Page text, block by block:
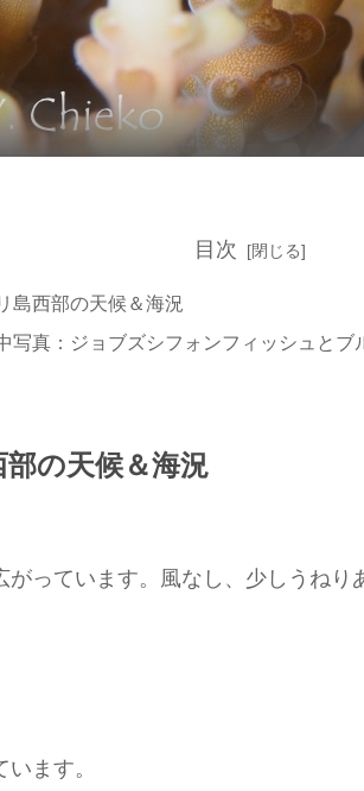
目次
島西部の天候＆海況
写真：ジョブズシフォンフィッシュとブ
の天候＆海況
がっています。風なし、少しうねり
ます。